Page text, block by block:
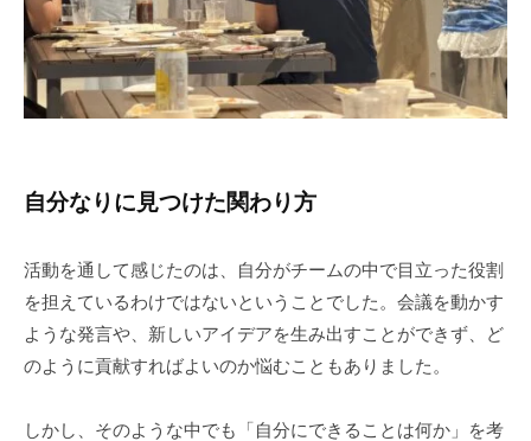
自分なりに見つけた関わり方
活動を通して感じたのは、自分がチームの中で目立った役割
を担えているわけではないということでした。会議を動かす
ような発言や、新しいアイデアを生み出すことができず、ど
のように貢献すればよいのか悩むこともありました。
しかし、そのような中でも「自分にできることは何か」を考